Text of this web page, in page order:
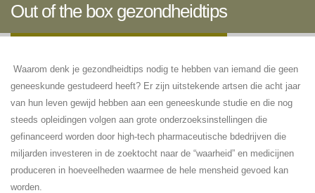
Out of the box gezondheidtips
Waarom denk je gezondheidtips nodig te hebben van iemand die geen
geneeskunde gestudeerd heeft? Er zijn uitstekende artsen die acht jaar
van hun leven gewijd hebben aan een geneeskunde studie en die nog
steeds opleidingen volgen aan grote onderzoeksinstellingen die
gefinanceerd worden door high-tech pharmaceutische bdedrijven die
miljarden investeren in de zoektocht naar de “waarheid” en medicijnen
produceren in hoeveelheden waarmee de hele mensheid gevoed kan
worden.